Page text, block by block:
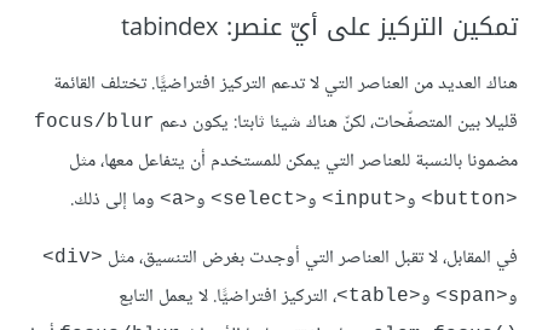
تمكين التركيز على أيّ عنصر: tabindex
هناك العديد من العناصر التي لا تدعم التركيز افتراضيًّا. تختلف القائمة
قليلا بين المتصفّحات، لكنّ هناك شيئا ثابتا: يكون دعم focus/blur
مضمونا بالنسبة للعناصر التي يمكن للمستخدم أن يتفاعل معها، مثل
<button> و<input> و<select> و<a>
وما إلى ذلك.
في المقابل، لا تقبل العناصر التي أوجدت بغرض التنسيق، مثل <div>
و<span> و<table> ، التركيز افتراضيًّا. لا يعمل التابع